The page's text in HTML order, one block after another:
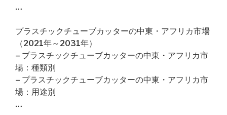
…
プラスチックチューブカッターの中東・アフリカ市場
（2021年～2031年）
– プラスチックチューブカッターの中東・アフリカ市
場：種類別
– プラスチックチューブカッターの中東・アフリカ市
場：用途別
…